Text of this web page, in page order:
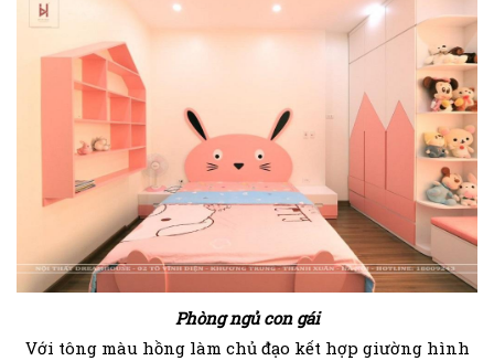
Phòng ngủ con gái
Với tông màu hồng làm chủ đạo kết hợp giường hình